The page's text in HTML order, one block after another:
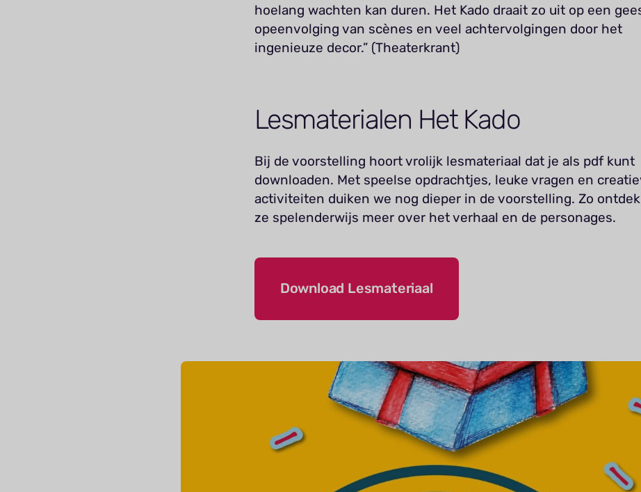
hoelang wachten kan duren. Het Kado draait zo uit op een
opeenvolging van scènes en veel achtervolgingen door het
ingenieuze decor.” (Theaterkrant)
Lesmaterialen Het Kado
Bij de voorstelling hoort vrolijk lesmateriaal dat je als pdf kunt
downloaden. Met speelse opdrachtjes, leuke vragen en
activiteiten duiken we nog dieper in de voorstelling. Zo
ze spelenderwijs meer over het verhaal en de personages.
Download Lesmateriaal